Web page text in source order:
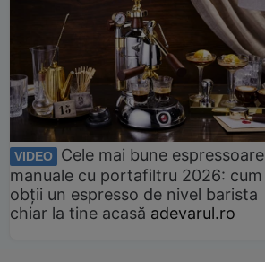
VIDEO
Cele mai bune espressoare
manuale cu portafiltru 2026: cum
obții un espresso de nivel barista
chiar la tine acasă adevarul.ro